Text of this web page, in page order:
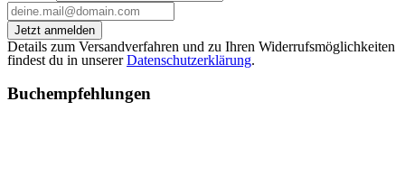
Jetzt anmelden
Details zum Versandverfahren und zu Ihren Widerrufsmöglichkeiten
findest du in unsererDatenschutzerklärung.
Buchempfehlungen